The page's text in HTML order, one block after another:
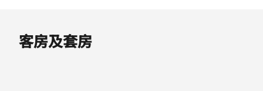
客房及套房